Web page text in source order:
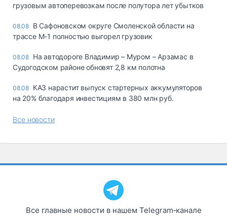
грузовым автоперевозкам после полутора лет убытков
08.08 В Сафоновском округе Смоленской области на
трассе М-1 полностью выгорел грузовик
08.08 На автодороге Владимир – Муром – Арзамас в
Судогодском районе обновят 2,8 км полотна
08.08 КАЗ нарастит выпуск стартерных аккумуляторов
на 20% благодаря инвестициям в 380 млн руб.
Все новости
Все главные новости в нашем Telegram‑канале